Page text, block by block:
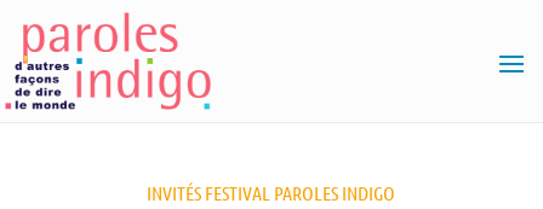
INVITÉS FESTIVAL PAROLES INDIGO